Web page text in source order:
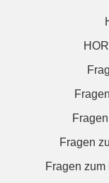
Fragen
Fragen